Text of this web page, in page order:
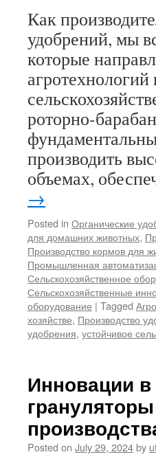
Как
удобрений, мы
которые
роторно-
производить
объемах,
→
Posted in Органические
для домашних животных,
Производство кормов для
Промышленная
Сельскохозяйственное
Сельскохозяйственные
оборудование | Tagged
хозяйстве, Производство
удобрения, устойчивое
Инновации
Posted on July 29, 2024by